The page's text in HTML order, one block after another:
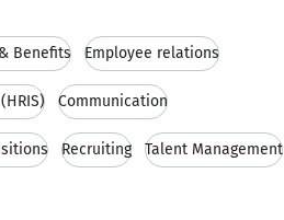
Benefits Employee relations
Communication
Recruiting Talent Management